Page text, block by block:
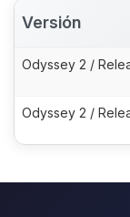
Versión
Odyssey 2 /
Odyssey 2 /